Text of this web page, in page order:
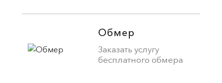
Обмер
Заказать услугу
бесплатного обмера